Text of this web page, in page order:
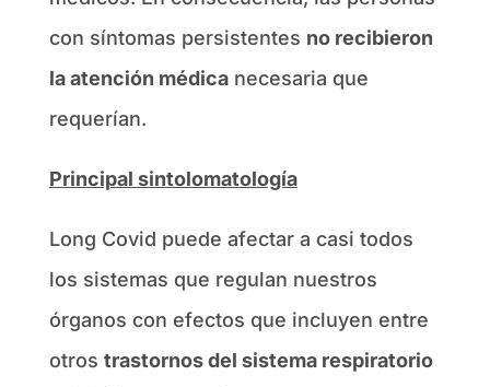
con síntomas persistentes no recibieron
la atención médicanecesaria que
requerían.
Principal sintolomatología
Long Covid puede afectar a casi todos
los sistemas que regulan nuestros
órganos con efectos que incluyen entre
otros trastornos del sistema respiratorio